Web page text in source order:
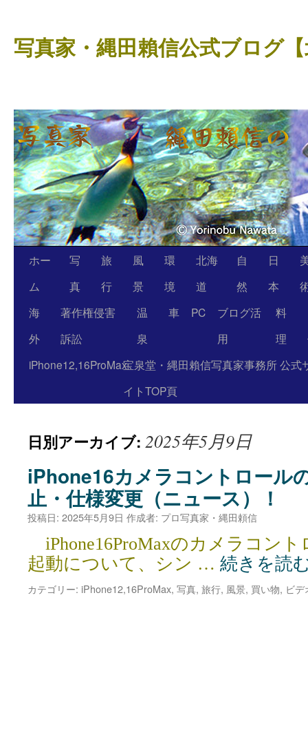
テ
ン
ッ
プ
写真家・縄田賴信公式ブログ
ホー
ム
写
真
旅
行
風
景
環
境
北海
道
自
然
日
本
海
外
著作権侵害
訴訟
温
泉
車 PC
ブログ活
用
料
理
iPhone12,16ProMax宝泉堂・縄田賴信写真家事務所 公式
イトTOP頁
日別アーカイブ: 2025年5月9日
iPhone16カメラコントロール
止・仕様変更（ニュース）！
投稿日: 2025年5月9日 作成者: プロ写真家・縄田頼信
iPhone16ProMaxのカメラコン
起動について、シン … 続きを読
カテゴリー: iPhone12,16ProMax, 写真, 旅行, 風景, 買い物, ビ